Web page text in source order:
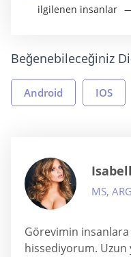
ilgilenen insanlar
Beğenebileceğiniz
Android IOS
MS,
Görevimin
hissediyorum. Uzun